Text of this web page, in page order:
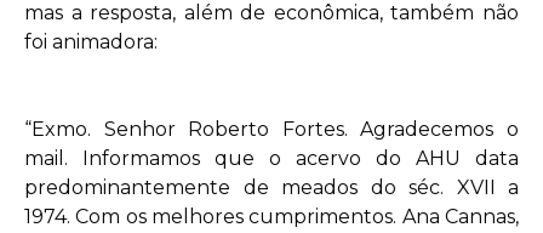
mas a resposta, além de econômica, também não
foi animadora:
“Exmo. Senhor Roberto Fortes. Agradecemos o
mail. Informamos que o acervo do AHU data
predominantemente de meados do séc. XVII a
1974. Com os melhores cumprimentos. Ana Cannas,